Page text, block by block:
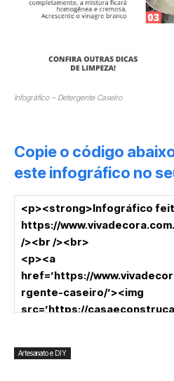
Infográfico – Detergente Caseiro
Copie o código
este infográfico no
Artesanato e DIY